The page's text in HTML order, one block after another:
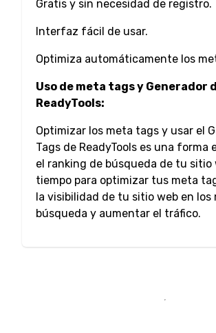
Gratis y sin necesidad de registro.
Interfaz fácil de usar.
Optimiza automáticamente los
Uso de meta tags y Generador
ReadyTools:
Optimizar los meta tags y usar el
Tags de ReadyTools es una
el ranking de búsqueda de tu sitio
tiempo para optimizar tus meta
la visibilidad de tu sitio web en los
búsqueda y aumentar el tráfico.